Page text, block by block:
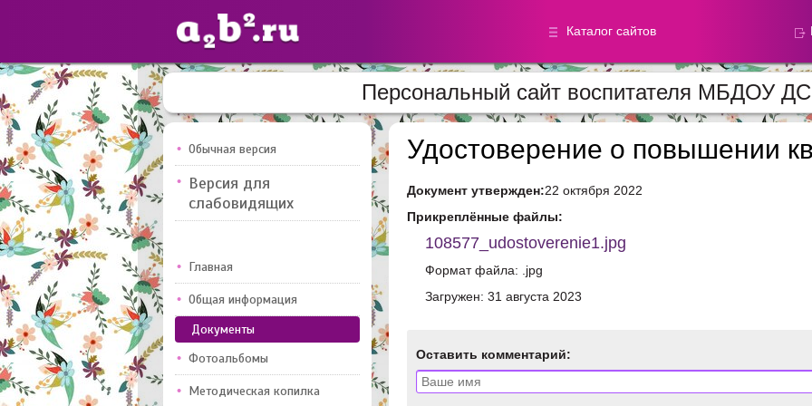
Каталог сайтов
Сайты
педагогов
Добавлено — 10947
Метод.
материалы
Добавлено — 59865
Галереи
фотографий
Персональный сайт воспитателя МБДОУ
Обычная версия
Версия для
слабовидящих
Главная
Общая информация
Документы
Фотоальбомы
Методическая копилка
Удостоверение о повышении
Документ утвержден:22 октября 2022
Прикреплённые файлы:
108577_udostoverenie1.jpg
Формат файла: .jpg
Загружен: 31 августа 2023
Оставить комментарий: